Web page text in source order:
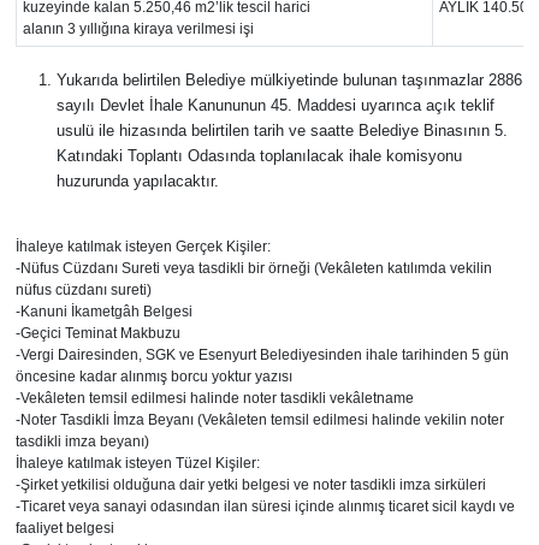
kuzeyinde kalan 5.250,46 m2’lik tescil harici
alanın 3 yıllığına kiraya verilmesi işi
AYLIK
Yukarıda belirtilen Belediye mülkiyetinde bulunan taşınmazlar 2886
sayılı Devlet İhale Kanununun 45. Maddesi uyarınca açık teklif
usulü ile hizasında belirtilen tarih ve saatte Belediye Binasının 5.
Katındaki Toplantı Odasında toplanılacak ihale komisyonu
huzurunda yapılacaktır.
İhaleye katılmak isteyen Gerçek Kişiler:
-Nüfus Cüzdanı Sureti veya tasdikli bir örneği (Vekâleten katılımda vekilin
nüfus cüzdanı sureti)
-Kanuni İkametgâh Belgesi
-Geçici Teminat Makbuzu
-Vergi Dairesinden, SGK ve Esenyurt Belediyesinden ihale tarihinden 5 gün
öncesine kadar alınmış borcu yoktur yazısı
-Vekâleten temsil edilmesi halinde noter tasdikli vekâletname
-Noter Tasdikli İmza Beyanı (Vekâleten temsil edilmesi halinde vekilin noter
tasdikli imza beyanı)
İhaleye katılmak isteyen Tüzel Kişiler:
-Şirket yetkilisi olduğuna dair yetki belgesi ve noter tasdikli imza sirküleri
-Ticaret veya sanayi odasından ilan süresi içinde alınmış ticaret sicil kaydı ve
faaliyet belgesi
Resmi İlanlar
Rüya Tabirleri
Sağlık
Savunma Sanayi
Seçim 2023
Spor
Teknoloji ve Bilim
Televizyon